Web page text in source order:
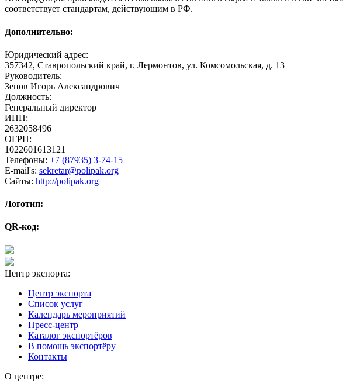
соответствует стандартам, действующим в РФ.
Дополнительно:
Юридический адрес:
357342, Ставропольский край, г. Лермонтов, ул. Комсомольская, д. 13
Руководитель:
Зенов Игорь Александрович
Должность:
Генеральный директор
ИНН:
2632058496
ОГРН:
1022601613121
Телефоны: +7 (87935) 3-74-15
E-mail's: sekretar@polipak.org
Сайты: http://polipak.org
Логотип:
QR-код:
Центр экспорта:
Центр экспорта
Список услуг
Календарь мероприятий
Пресс-центр
Каталог экспортёров
В помощь экспортёру
Контакты
О центре: